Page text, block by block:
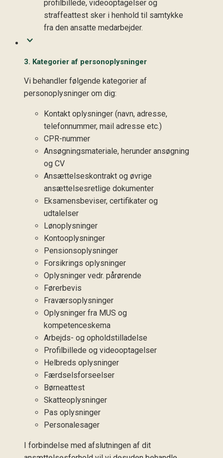
profilbillede, videooptagelser og
straffeattest sker i henhold til samtykke
fra den ansatte medarbejder.
3. Kategorier af personoplysninger
Vi behandler følgende kategorier af
personoplysninger om dig:
Kontakt oplysninger (navn, adresse,
telefonnummer, mail adresse etc.)
CPR-nummer
Ansøgningsmateriale, herunder ansøgning
og CV
Ansættelseskontrakt og øvrige
ansættelsesretlige dokumenter
Eksamensbeviser, certifikater og
udtalelser
Lønoplysninger
Kontooplysninger
Pensionsoplysninger
Forsikrings oplysninger
Oplysninger vedr. pårørende
Førerbevis
Fraværsoplysninger
Oplysninger fra MUS og
kompetenceskema
Arbejds- og opholdstilladelse
Profilbillede og videooptagelser
Helbreds oplysninger
Færdselsforseelser
Børneattest
Skatteoplysninger
Pas oplysninger
Personalesager
I forbindelse med afslutningen af dit